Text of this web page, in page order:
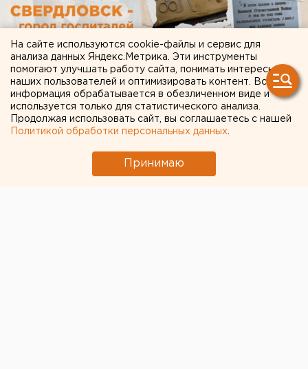
На сайте используются cookie-файлы и сервис для
анализа данных Яндекс.Метрика. Эти инструменты
помогают улучшать работу сайта, понимать интересы
наших пользователей и оптимизировать контент. Вся
информация обрабатывается в обезличенном виде и
используется только для статистического анализа.
Продолжая использовать сайт, вы соглашаетесь с нашей
Политикой обработки персональных данных
Принимаю